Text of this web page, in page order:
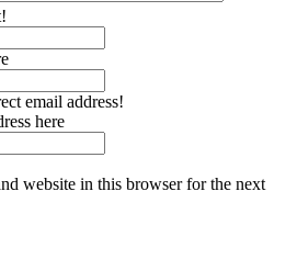
email address!
here
website in this browser for the next